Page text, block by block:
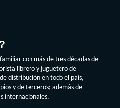
con más de tres décadas de
librero y juguetero de
distribución en todo el país,
y de terceros; además de
internacionales.